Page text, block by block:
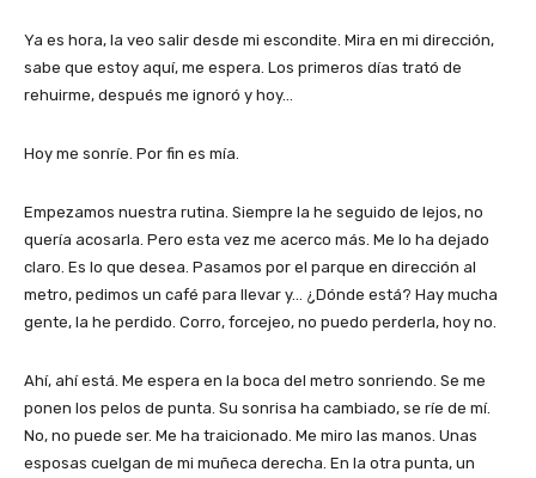
Ya es hora, la veo salir desde mi escondite. Mira en mi dirección,
sabe que estoy aquí, me espera. Los primeros días trató de
rehuirme, después me ignoró y hoy…
Hoy me sonríe. Por fin es mía.
Empezamos nuestra rutina. Siempre la he seguido de lejos, no
quería acosarla. Pero esta vez me acerco más. Me lo ha dejado
claro. Es lo que desea. Pasamos por el parque en dirección al
metro, pedimos un café para llevar y… ¿Dónde está? Hay mucha
gente, la he perdido. Corro, forcejeo, no puedo perderla, hoy no.
Ahí, ahí está. Me espera en la boca del metro sonriendo. Se me
ponen los pelos de punta. Su sonrisa ha cambiado, se ríe de mí.
No, no puede ser. Me ha traicionado. Me miro las manos. Unas
esposas cuelgan de mi muñeca derecha. En la otra punta, un